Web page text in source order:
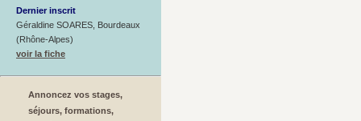
Dernier inscrit
Géraldine SOARES, Bourdeaux
(Rhône-Alpes)
voir la fiche
Annoncez vos stages,
séjours, formations,